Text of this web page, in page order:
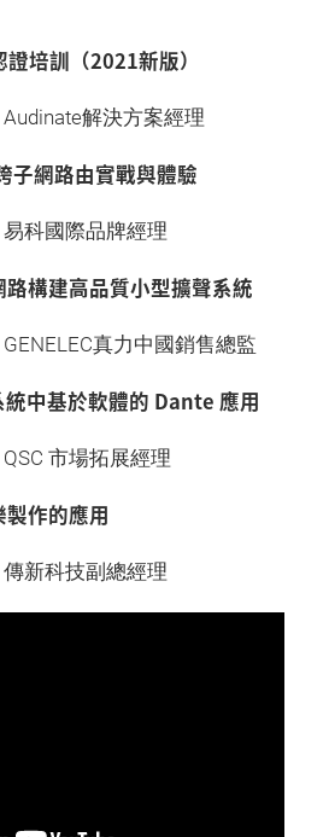
培訓（2021新版）
解決方案經理
子網路由實戰與體驗
科國際品牌經理
構建高品質小型擴聲系統
真力中國銷售總監
中基於軟體的 Dante 應用
市場拓展經理
作的應用
新科技副總經理